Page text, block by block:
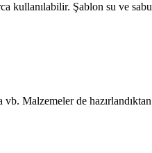
kullanılabilir. Şablon su ve
Malzemeler de